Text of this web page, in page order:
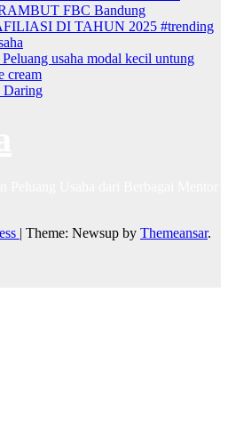
FBC Bandung
DI TAHUN 2025 #trending
usaha modal kecil untung
cream
Daring
| Theme: Newsup by Themeansar.